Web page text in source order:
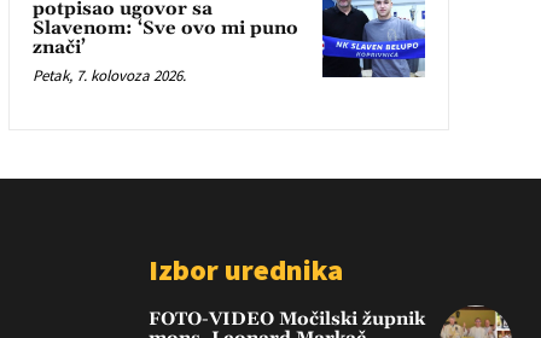
potpisao ugovor sa
Slavenom: ‘Sve ovo mi puno
znači’
Petak, 7. kolovoza 2026.
Izbor urednika
FOTO-VIDEO Močilski župnik